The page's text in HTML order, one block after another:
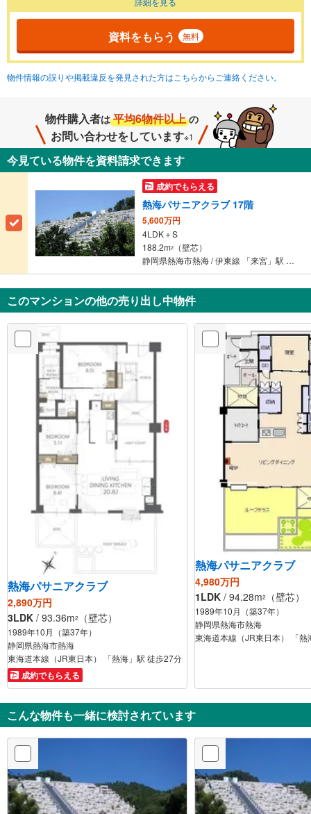
資料をもらう 無料
物件情報の誤りや掲載違反を発見された方はこちらからご連絡ください。
物件購入者は 平均6物件以上 の
お問い合わせをしています※1
今見ている物件を資料請求できます
成約でもらえる
熱海パサニアクラブ 17階
5,600万円
4LDK＋S
188.2m2
（壁芯）
静岡県熱海市熱海 / 伊東線 「来宮」駅 徒歩20分
このマンションの他の売り出し中物件
熱海パサニアクラブ
2,890万円
3LDK / 93.36m2 （壁芯）
1989年10月（築37年）
静岡県熱海市熱海
東海道本線（JR東日本） 「熱海」駅 徒歩27分
成約でもらえる
熱海パサニアクラブ
4,980万円
1LDK / 94.28m2 （壁芯）
1989年10月（築37年）
静岡県熱海市熱海
東海道本線（JR東日本） 「熱
こんな物件も一緒に検討されています